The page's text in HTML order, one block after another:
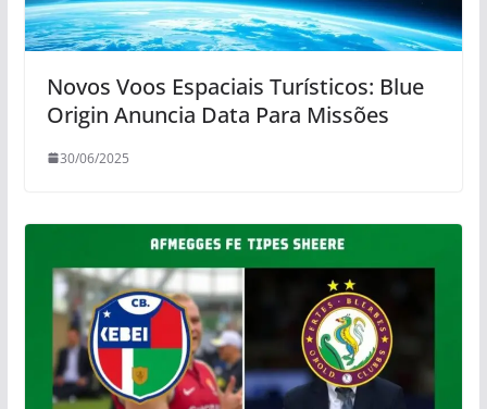
Novos Voos Espaciais Turísticos: Blue
Origin Anuncia Data Para Missões
30/06/2025